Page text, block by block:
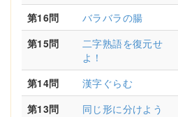
第16問
バラバラの腸
第15問
二字熟語を復元せ
よ！
第14問 漢字ぐらむ
第13問
同じ形に分けよう